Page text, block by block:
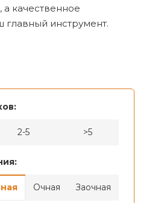
качественное
главный инструмент.
2-5 >5
Очная Заочная